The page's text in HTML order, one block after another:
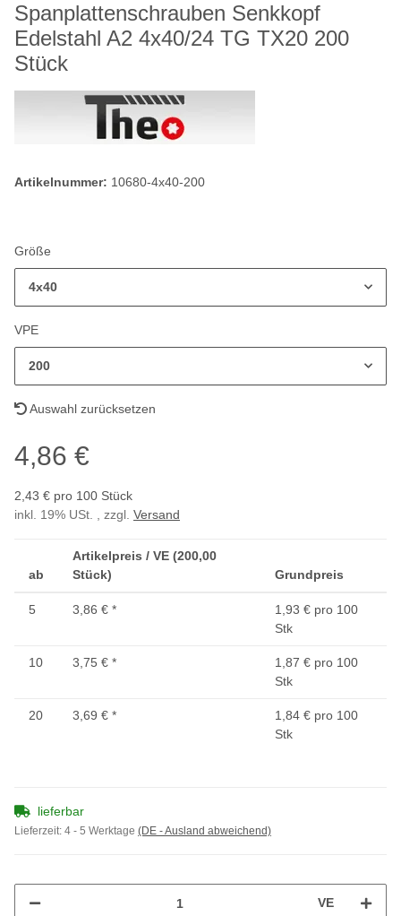
Spanplattenschrauben Senkkopf
Edelstahl A2 4x40/24 TG TX20 200
Stück
Artikelnummer: 10680-4x40-200
Größe
4x40
VPE
200
Auswahl zurücksetzen
4,86 €
2,43 € pro 100 Stück
inkl. 19% USt. , zzgl. Versand
ab
Artikelpreis / VE (200,00
Stück)
Grundpreis
5 3,86 € *
1,93 € pro 100
Stk
10 3,75 € *
1,87 € pro 100
Stk
20 3,69 € *
1,84 € pro 100
Stk
lieferbar
Lieferzeit: 4 - 5 Werktage (DE - Ausland abweichend)
VE